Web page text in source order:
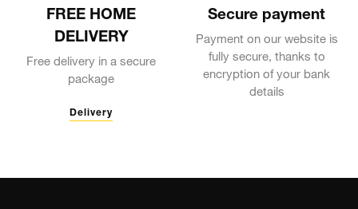
FREE HOME
DELIVERY
Free delivery in a secure
package
Delivery
Secure payment
Payment on our website is
fully secure, thanks to
encryption of your bank
details